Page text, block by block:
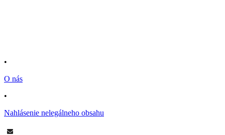
•
O nás
•
Nahlásenie nelegálneho obsahu